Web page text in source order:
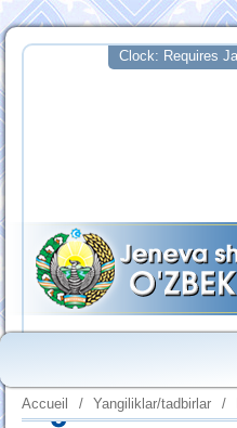
Accueil / Yangiliklar/tadbirlar /